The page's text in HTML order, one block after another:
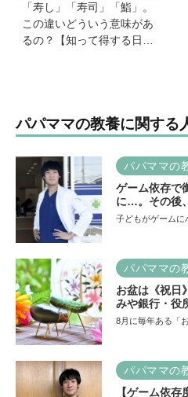
「寿し」「寿司」「鮨」。
この違いどういう意味があ
るの？【知って得する日本
パパママの教養に関する
パパママの
ゲーム依存で
に…。その後
師が断言「ゲ
子どもがゲームに
パパママの
お盆は《祝日
みや銀行・役
8月に毎年ある「
パパママの
【ゲーム依